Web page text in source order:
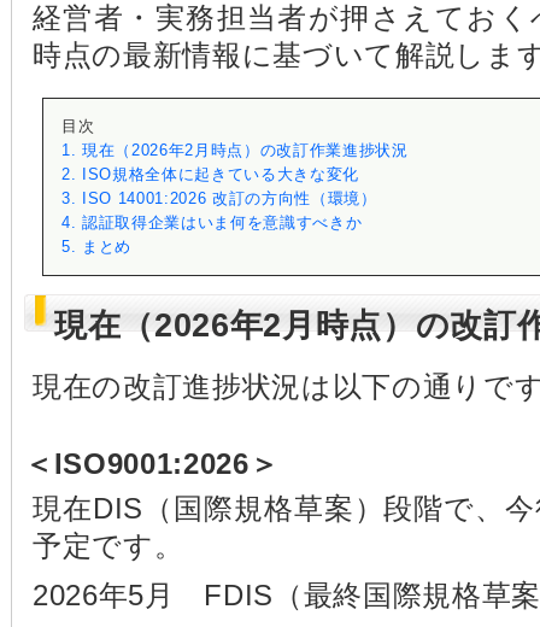
経営者・実務担当者が押さえてお
時点の最新情報に基づいて解説しま
目次
1. 現在（2026年2月時点）の改訂作業進捗状況
2. ISO規格全体に起きている大きな変化
3. ISO 14001:2026 改訂の方向性（環境）
4. 認証取得企業はいま何を意識すべきか
5. まとめ
現在（2026年2月時点）の改訂
現在の改訂進捗状況は以下の通りで
＜ISO9001:2026＞
現在DIS（国際規格草案）段階で、
予定です。
2026年5月 FDIS（最終国際規格草